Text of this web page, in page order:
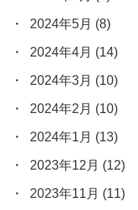
2024年5月 (8)
2024年4月 (14)
2024年3月 (10)
2024年2月 (10)
2024年1月 (13)
2023年12月 (12)
2023年11月 (11)